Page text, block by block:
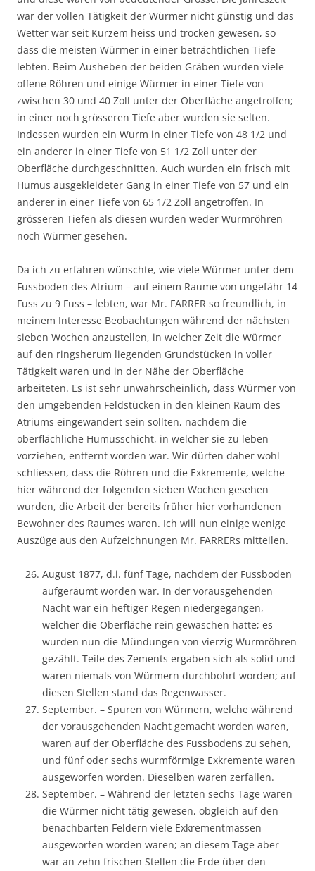
war der vollen Tätigkeit der Würmer nicht günstig und das
Wetter war seit Kurzem heiss und trocken gewesen, so
dass die meisten Würmer in einer beträchtlichen Tiefe
lebten. Beim Ausheben der beiden Gräben wurden viele
offene Röhren und einige Würmer in einer Tiefe von
zwischen 30 und 40 Zoll unter der Oberfläche angetroffen;
in einer noch grösseren Tiefe aber wurden sie selten.
Indessen wurden ein Wurm in einer Tiefe von 48 1/2 und
ein anderer in einer Tiefe von 51 1/2 Zoll unter der
Oberfläche durchgeschnitten. Auch wurden ein frisch mit
Humus ausgekleideter Gang in einer Tiefe von 57 und ein
anderer in einer Tiefe von 65 1/2 Zoll angetroffen. In
grösseren Tiefen als diesen wurden weder Wurmröhren
noch Würmer gesehen.
Da ich zu erfahren wünschte, wie viele Würmer unter dem
Fussboden des Atrium – auf einem Raume von ungefähr 14
Fuss zu 9 Fuss – lebten, war Mr. FARRER so freundlich, in
meinem Interesse Beobachtungen während der nächsten
sieben Wochen anzustellen, in welcher Zeit die Würmer
auf den ringsherum liegenden Grundstücken in voller
Tätigkeit waren und in der Nähe der Oberfläche
arbeiteten. Es ist sehr unwahrscheinlich, dass Würmer von
den umgebenden Feldstücken in den kleinen Raum des
Atriums eingewandert sein sollten, nachdem die
oberflächliche Humusschicht, in welcher sie zu leben
vorziehen, entfernt worden war. Wir dürfen daher wohl
schliessen, dass die Röhren und die Exkremente, welche
hier während der folgenden sieben Wochen gesehen
wurden, die Arbeit der bereits früher hier vorhandenen
Bewohner des Raumes waren. Ich will nun einige wenige
Auszüge aus den Aufzeichnungen Mr. FARRERs mitteilen.
August 1877, d.i. fünf Tage, nachdem der Fussboden
aufgeräumt worden war. In der vorausgehenden
Nacht war ein heftiger Regen niedergegangen,
welcher die Oberfläche rein gewaschen hatte; es
wurden nun die Mündungen von vierzig Wurmröhren
gezählt. Teile des Zements ergaben sich als solid und
waren niemals von Würmern durchbohrt worden; auf
diesen Stellen stand das Regenwasser.
September. – Spuren von Würmern, welche während
der vorausgehenden Nacht gemacht worden waren,
waren auf der Oberfläche des Fussbodens zu sehen,
und fünf oder sechs wurmförmige Exkremente waren
ausgeworfen worden. Dieselben waren zerfallen.
September. – Während der letzten sechs Tage waren
die Würmer nicht tätig gewesen, obgleich auf den
benachbarten Feldern viele Exkrementmassen
ausgeworfen worden waren; an diesem Tage aber
war an zehn frischen Stellen die Erde über den